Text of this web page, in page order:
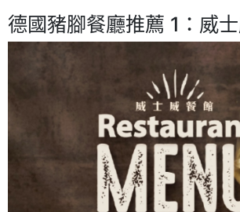
德國豬腳餐廳推薦 1：威